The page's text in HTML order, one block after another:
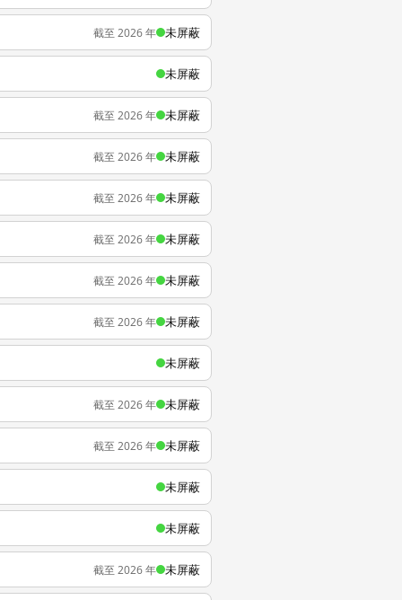
截至 2026 年 未屏蔽
未屏蔽
截至 2026 年 未屏蔽
截至 2026 年 未屏蔽
截至 2026 年 未屏蔽
截至 2026 年 未屏蔽
截至 2026 年 未屏蔽
截至 2026 年 未屏蔽
未屏蔽
截至 2026 年 未屏蔽
截至 2026 年 未屏蔽
未屏蔽
未屏蔽
截至 2026 年 未屏蔽